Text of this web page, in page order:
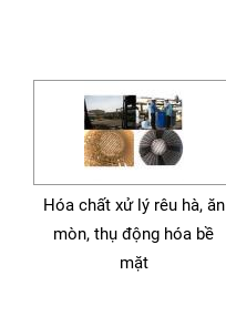
Hóa chất xử lý rêu hà, ăn
mòn, thụ động hóa bề
mặt